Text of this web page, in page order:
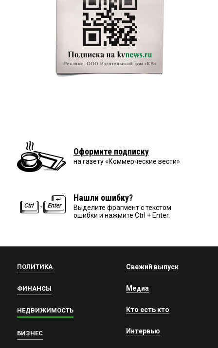
Оформите подписку
на газету «Коммерческие вести»
Нашли ошибку?
Выделите фрагмент с текстом
ошибки и нажмите Ctrl + Enter.
ПОЛИТИКА
ФИНАНСЫ
НЕДВИЖИМОСТЬ
БИЗНЕС
Свежий выпуск
Медиа
Кто есть кто
Интервью